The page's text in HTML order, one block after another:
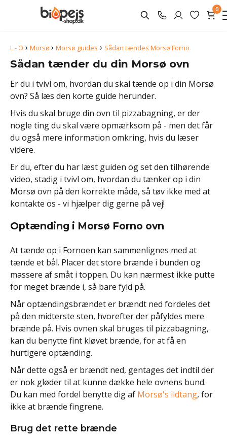
0
L - O › Morsø › Morsø guides › Sådan tændes Morsø Forno
Sådan tænder du din Morsø ovn
Er du i tvivl om, hvordan du skal tænde op i din Morsø
ovn? Så læs den korte guide herunder.
Hvis du skal bruge din ovn til pizzabagning, er der
nogle ting du skal være opmærksom på - men det får
du også mere information omkring, hvis du læser
videre.
Er du, efter du har læst guiden og set den tilhørende
video, stadig i tvivl om, hvordan du tænker op i din
Morsø ovn på den korrekte måde, så tøv ikke med at
kontakte os - vi hjælper dig gerne på vej!
Optænding i Morsø Forno ovn
At tænde op i Fornoen kan sammenlignes med at
tænde et bål. Placer det store brænde i bunden og
massere af småt i toppen. Du kan nærmest ikke putte
for meget brænde i, så bare fyld på.
Når optændingsbrændet er brændt ned fordeles det
på den midterste sten, hvorefter der påfyldes mere
brænde på. Hvis ovnen skal bruges til pizzabagning,
kan du benytte fint kløvet brænde, for at få en
hurtigere optænding.
Når dette også er brændt ned, gentages det indtil der
er nok gløder til at kunne dække hele ovnens bund.
Du kan med fordel benytte dig af Morsø's ildtang, for
ikke at brænde fingrene.
Brug det rette brænde